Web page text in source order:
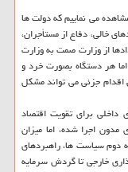
می نماییم که دولت ها
خالی، دفاع از مستأجران،
از وزارت صمت به وزارت
هر دستگاه بصورت خرد و
اقدام جزئی می تواند مشکل
داخلی برای تقویت اقتصاد
اجرا شده، اما میزان
دوم سیاست ها، راهبردهای
خارجی تا گردش سرمایه